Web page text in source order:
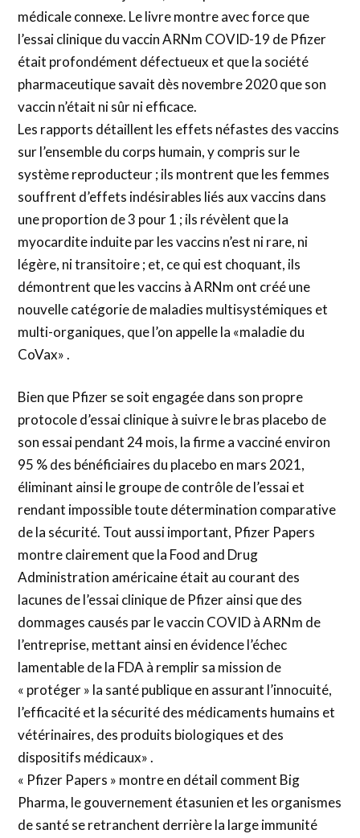
médicale connexe. Le livre montre avec force que
l’essai clinique du vaccin ARNm COVID-19 de Pfizer
était profondément défectueux et que la société
pharmaceutique savait dès novembre 2020 que son
vaccin n’était ni sûr ni efficace.
Les rapports détaillent les effets néfastes des vaccins
sur l’ensemble du corps humain, y compris sur le
système reproducteur ; ils montrent que les femmes
souffrent d’effets indésirables liés aux vaccins dans
une proportion de 3 pour 1 ; ils révèlent que la
myocardite induite par les vaccins n’est ni rare, ni
légère, ni transitoire ; et, ce qui est choquant, ils
démontrent que les vaccins à ARNm ont créé une
nouvelle catégorie de maladies multisystémiques et
multi-organiques, que l’on appelle la «maladie du
CoVax» .
Bien que Pfizer se soit engagée dans son propre
protocole d’essai clinique à suivre le bras placebo de
son essai pendant 24 mois, la firme a vacciné environ
95 % des bénéficiaires du placebo en mars 2021,
éliminant ainsi le groupe de contrôle de l’essai et
rendant impossible toute détermination comparative
de la sécurité. Tout aussi important, Pfizer Papers
montre clairement que la Food and Drug
Administration américaine était au courant des
lacunes de l’essai clinique de Pfizer ainsi que des
dommages causés par le vaccin COVID à ARNm de
l’entreprise, mettant ainsi en évidence l’échec
lamentable de la FDA à remplir sa mission de
« protéger » la santé publique en assurant l’innocuité,
l’efficacité et la sécurité des médicaments humains et
vétérinaires, des produits biologiques et des
dispositifs médicaux» .
« Pfizer Papers » montre en détail comment Big
Pharma, le gouvernement étasunien et les organismes
de santé se retranchent derrière la large immunité